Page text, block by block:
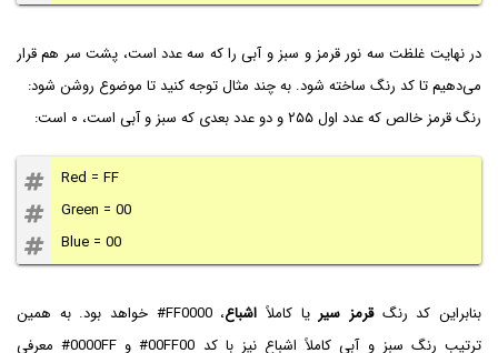
در نهایت غلظت سه نور قرمز و سبز و آبی را که سه عدد است، پشت سر هم قرار
می‌دهیم تا کد رنگ ساخته شود. به چند مثال توجه کنید تا موضوع روشن شود:
رنگ قرمز خالص که عدد اول ۲۵۵ و دو عدد بعدی که سبز و آبی است، ۰ است:
Red = FF
Green = 00
Blue = 00
بنابراین کد رنگقرمز سیر یا کاملاً اشباع،#FF0000 خواهد بود. به همین
ترتیب رنگ سبز و آبی کاملاً اشباع نیز با کد #00FF00و #0000FFمعرفی